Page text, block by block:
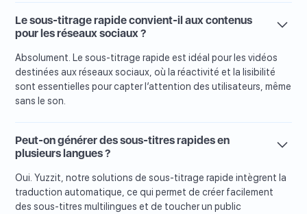
Le sous-titrage rapide convient-il aux contenus
pour les réseaux sociaux ?
Absolument. Le sous-titrage rapide est idéal pour les vidéos
destinées aux réseaux sociaux, où la réactivité et la lisibilité
sont essentielles pour capter l’attention des utilisateurs, même
sans le son.
Peut-on générer des sous-titres rapides en
plusieurs langues ?
Oui. Yuzzit, notre solutions de sous-titrage rapide intègrent la
traduction automatique, ce qui permet de créer facilement
des sous-titres multilingues et de toucher un public